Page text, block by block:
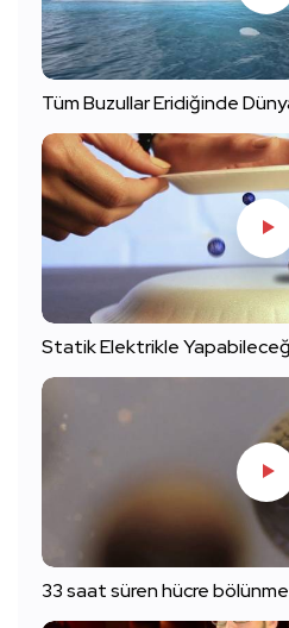
Tüm Buzullar Eridiğinde
Statik Elektrikle
33 saat süren hücre